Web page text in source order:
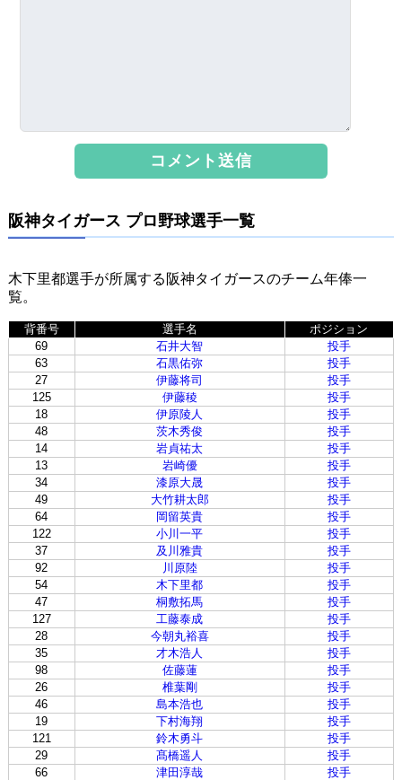
阪神タイガース プロ野球選手一覧
木下里都選手が所属する阪神タイガースのチーム年俸一
覧。
背番号 選手名
ポジション
69
石井大智
投手
63
石黒佑弥
投手
27
伊藤将司
投手
125
伊藤稜
投手
18
伊原陵人
投手
48
茨木秀俊
投手
14
岩貞祐太
投手
13
岩崎優
投手
34
漆原大晟
投手
49
大竹耕太郎
投手
64
岡留英貴
投手
122
小川一平
投手
37
及川雅貴
投手
92
川原陸
投手
54
木下里都
投手
47
桐敷拓馬
投手
127
工藤泰成
投手
28
今朝丸裕喜
投手
35
才木浩人
投手
98
佐藤蓮
投手
26
椎葉剛
投手
46
島本浩也
投手
19
下村海翔
投手
121
鈴木勇斗
投手
29
髙橋遥人
投手
66
津田淳哉
投手